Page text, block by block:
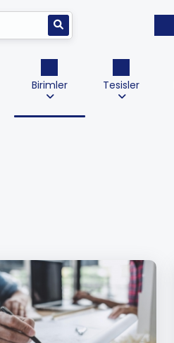
Birimler Tesisler